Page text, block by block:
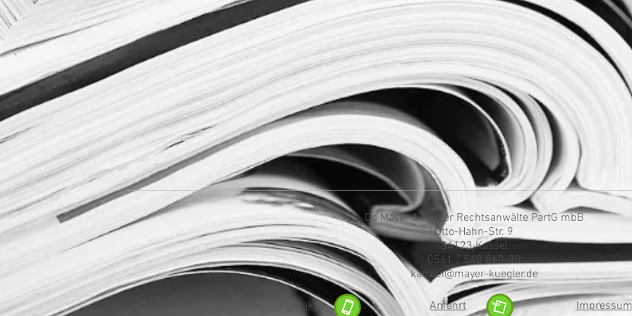
Dr. Mayer & Kügler Rechtsanwälte PartG mbB
Otto-Hahn-Str. 9
34123 Kassel
0561 / 540 860-30
kanzlei@mayer-kuegler.de
Anfahrt Impressum
Kontakt